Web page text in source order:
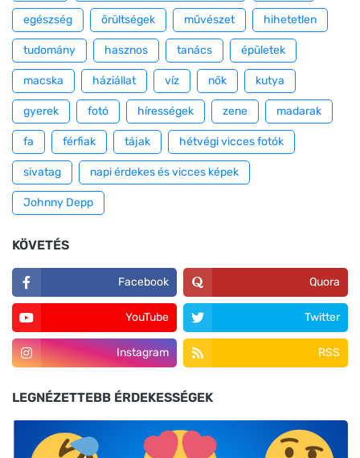
egészség őrültségek művészet hihetetlen
tudomány hasznos tanács épületek
macska háziállat víz nők kutya
gyerek fotó hírességek zene madarak
fa férfiak tájak hétvégi vicces fotók
sivatag napi érdekes és vicces képek
Johnny Depp
KÖVETÉS
Facebook Quora
YouTube Twitter
Instagram RSS
LEGNÉZETTEBB ÉRDEKESSÉGEK